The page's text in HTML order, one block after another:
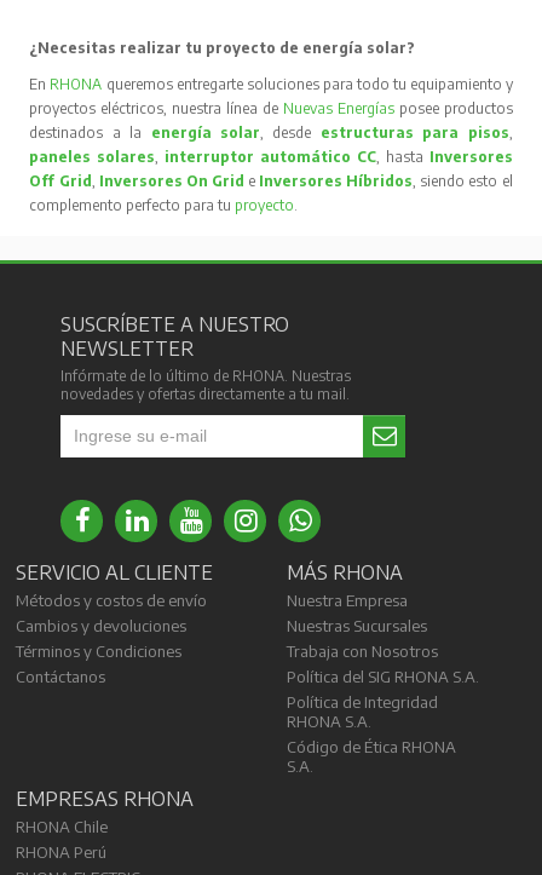
¿Necesitas realizar tu proyecto de energía solar?
En RHONA queremos entregarte soluciones para todo tu equipamiento y
proyectos eléctricos, nuestra línea de Nuevas Energíasposee productos
destinados a la energía solar, desde estructuras para pisos,
paneles solares, interruptor automático CC, hasta Inversores
Off Grid, Inversores On Grid e Inversores Híbridos, siendo esto el
complemento perfecto para tu proyecto.
SUSCRÍBETE A NUESTRO
NEWSLETTER
Infórmate de lo último de RHONA. Nuestras
novedades y ofertas directamente a tu mail.
SERVICIO AL CLIENTE
Métodos y costos de envío
Cambios y devoluciones
Términos y Condiciones
Contáctanos
MÁS RHONA
Nuestra Empresa
Nuestras Sucursales
Trabaja con Nosotros
Política del SIG RHONA S.A.
Política de Integridad
RHONA S.A.
Código de Ética RHONA
S.A.
EMPRESAS RHONA
RHONA Chile
RHONA Perú